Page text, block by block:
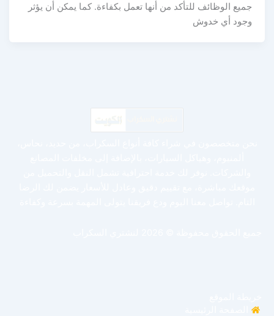
جميع الوظائف للتأكد من أنها تعمل بكفاءة. كما يمكن أن يؤثر
وجود أي خدوش